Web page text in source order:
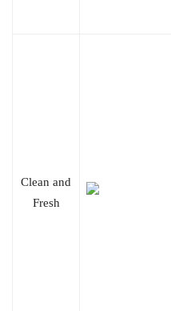
Clean and
Fresh